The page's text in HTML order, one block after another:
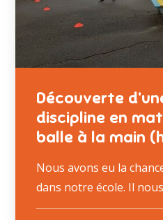
Découverte
discipline en
balle à la main
Nous avons eu la
dans notre école. Il